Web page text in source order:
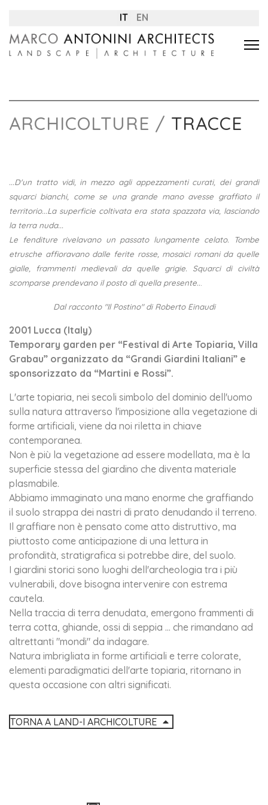
IT EN
ARCHICOLTURE / TRACCE
...D'un tratto vidi, in mezzo agli appezzamenti curati, dei grandi
squarci bianchi, come se una grande mano avesse graffiato il
territorio...La superficie coltivata era stata spazzata via, lasciando
la terra nuda...
Le fenditure rivelavano un passato lungamente celato. Tombe
etrusche affioravano dalle ferite rosse, mosaici romani da quelle
gialle, frammenti medievali da quelle grigie. Squarci di civiltà
scomparse prendevano il posto di quella presente..
Dal racconto "Il Postino" di Roberto Einaudi
2001 Lucca (Italy)
Temporary garden per “Festival di Arte Topiaria, Villa
Grabau” organizzato da “Grandi Giardini Italiani” e
sponsorizzato da “Martini e Rossi”.
L'arte topiaria, nei secoli simbolo del dominio dell'uomo
sulla natura attraverso l'imposizione alla vegetazione di
forme artificiali, viene da noi riletta in chiave
contemporanea.
Non è più la vegetazione ad essere modellata, ma è la
superficie stessa del giardino che diventa materiale
plasmabile.
Abbiamo immaginato una mano enorme che graffiando
il suolo strappa dei nastri di prato denudando il terreno.
Il graffiare non è pensato come atto distruttivo, ma
piuttosto come anticipazione di una lettura in
profondità, stratigrafica si potrebbe dire, del suolo.
I giardini storici sono luoghi dell'archeologia tra i più
vulnerabili, dove bisogna intervenire con estrema
cautela.
Nella traccia di terra denudata, emergono frammenti di
terra cotta, ghiande, ossi di seppia ... che rimandano ad
altrettanti "mondi" da indagare.
Natura imbrigliata in forme artificiali e terre colorate,
elementi paradigmatici dell'arte topiaria, ritornano in
questa occasione con altri significati.
TORNA A LAND-I ARCHICOLTURE